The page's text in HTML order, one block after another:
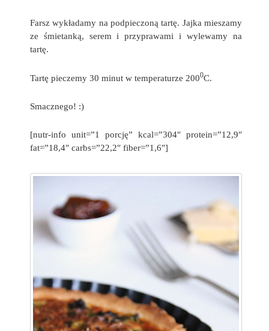
Farsz wykładamy na podpieczoną tartę. Jajka mieszamy
ze śmietanką, serem i przyprawami i wylewamy na
tartę.
Tartę pieczemy 30 minut w temperaturze 2000C.
Smacznego! :)
[nutr-info unit=”1 porcję” kcal=”304″ protein=”12,9″
fat=”18,4″ carbs=”22,2″ fiber=”1,6″]